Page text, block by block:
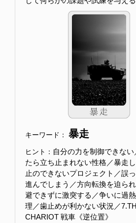
キーワード： 暴走
ヒント： 自分の力を制御できな
たら立ち止まれない性格／暴走
止のできないプロジェクト／誤
進んでしまう／方向転換を迫ら
避できずに激突する／争いに過
理／歯止めが利かない状況／
CHARIOT 戦車《逆位置》